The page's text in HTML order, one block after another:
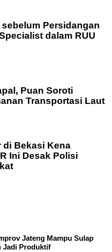
Persidangan
dalam RUU
Puan Soroti
Transportasi Laut
di Bekasi Kena
Ini Desak Polisi
Jateng Mampu Sulap
Jadi Produktif